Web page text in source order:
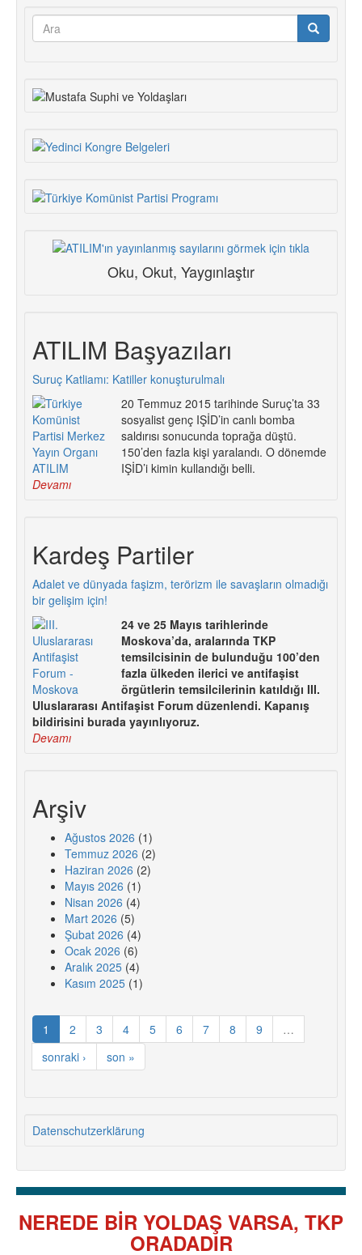
Arama
Oku, Okut, Yaygınlaştır
ATILIM Başyazıları
Suruç Katliamı: Katiller konuşturulmalı
20 Temmuz 2015 tarihinde Suruç’ta 33
sosyalist genç IŞİD’in canlı bomba
saldırısı sonucunda toprağa düştü.
150’den fazla kişi yaralandı. O dönemde
IŞİD’i kimin kullandığı belli.
Devamı
Kardeş Partiler
Adalet ve dünyada faşizm, terörizm ile savaşların olmadığı
bir gelişim için!
24 ve 25 Mayıs tarihlerinde
Moskova’da, aralarında TKP
temsilcisinin de bulunduğu 100’den
fazla ülkeden ilerici ve antifaşist
örgütlerin temsilcilerinin katıldığı III.
Uluslararası Antifaşist Forum düzenlendi. Kapanış
bildirisini burada yayınlıyoruz.
Devamı
Arşiv
Ağustos 2026 (1)
Temmuz 2026 (2)
Haziran 2026 (2)
Mayıs 2026 (1)
Nisan 2026 (4)
Mart 2026 (5)
Şubat 2026 (4)
Ocak 2026 (6)
Aralık 2025 (4)
Kasım 2025 (1)
1 2 3 4 5 6 7 8 9
…
sonraki ›
son »
Datenschutzerklärung
NEREDE BİR YOLDAŞ VARSA, TKP
ORADADIR